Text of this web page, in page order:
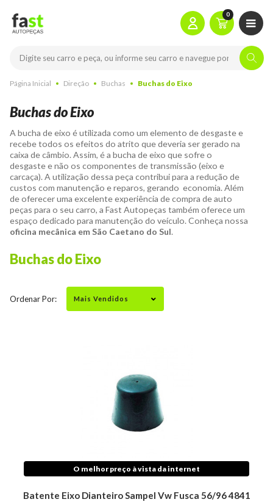
0
Página Inicial Direção Buchas Buchas do Eixo
Buchas do Eixo
A bucha de eixo é utilizada como um elemento de desgaste e
recebe todos os efeitos do atrito que deveria ser gerado na
caixa de câmbio. Assim, é a bucha de eixo que sofre o
desgaste e não os componentes de transmissão (eixo e
carcaça). A utilização dessa peça contribui para a redução de
custos com manutenção e reparos, gerando economia. Além
de oferecer uma excelente experiência de compra de auto
peças para o seu carro, a Fast Autopeças também oferece um
espaço dedicado para manutenção do veículo. Conheça nossa
oficina mecânica em São Caetano do Sul.
Buchas do Eixo
Ordenar Por:
O melhor preço à vista da internet
Batente Eixo Dianteiro Sampel Vw Fusca 56/96 4841